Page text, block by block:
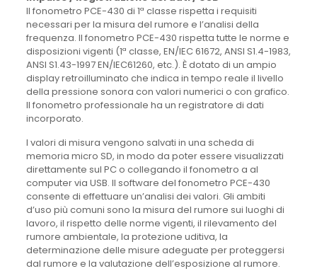
Il fonometro PCE-430 di 1ª classe rispetta i requisiti
necessari per la misura del rumore e l’analisi della
frequenza. Il fonometro PCE-430 rispetta tutte le norme e
disposizioni vigenti (1ª classe, EN/IEC 61672, ANSI S1.4-1983,
ANSI S1.43-1997 EN/IEC61260, etc.). È dotato di un ampio
display retroilluminato che indica in tempo reale il livello
della pressione sonora con valori numerici o con grafico.
Il fonometro professionale ha un registratore di dati
incorporato.
I valori di misura vengono salvati in una scheda di
memoria micro SD, in modo da poter essere visualizzati
direttamente sul PC o collegando il fonometro a al
computer via USB. Il software del fonometro PCE-430
consente di effettuare un’analisi dei valori. Gli ambiti
d’uso più comuni sono la misura del rumore sui luoghi di
lavoro, il rispetto delle norme vigenti, il rilevamento del
rumore ambientale, la protezione uditiva, la
determinazione delle misure adeguate per proteggersi
dal rumore e la valutazione dell’esposizione al rumore.